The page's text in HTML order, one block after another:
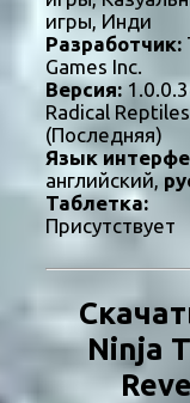
игры, Инди
Разработчик:
Games Inc.
Версия:
Radical
(Последняя)
Язык
английский,
Таблетка:
Присутствует
Ninja